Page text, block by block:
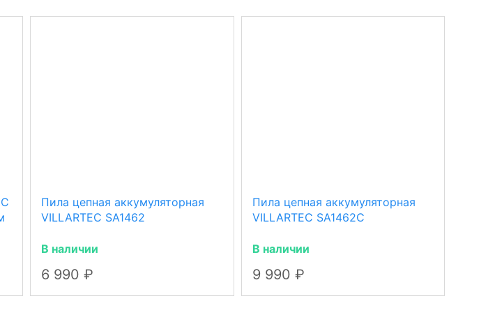
Пила цепная аккумуляторная
VILLARTEC SA1462
В наличии
6 990
Пила цепная аккумуляторная
VILLARTEC SA1462C
В наличии
9 990